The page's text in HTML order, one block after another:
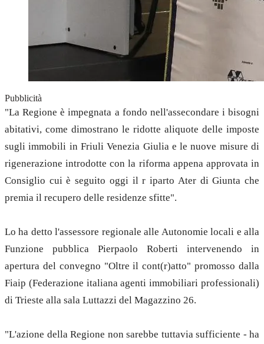
Pubblicità
"La Regione è impegnata a fondo nell'assecondare i bisogni
abitativi, come dimostrano le ridotte aliquote delle imposte
sugli immobili in Friuli Venezia Giulia e le nuove misure di
rigenerazione introdotte con la riforma appena approvata in
Consiglio cui è seguito oggi il r iparto Ater di Giunta che
premia il recupero delle residenze sfitte".
Lo ha detto l'assessore regionale alle Autonomie locali e alla
Funzione pubblica Pierpaolo Roberti intervenendo in
apertura del convegno "Oltre il cont(r)atto" promosso dalla
Fiaip (Federazione italiana agenti immobiliari professionali)
di Trieste alla sala Luttazzi del Magazzino 26.
"L'azione della Regione non sarebbe tuttavia sufficiente - ha